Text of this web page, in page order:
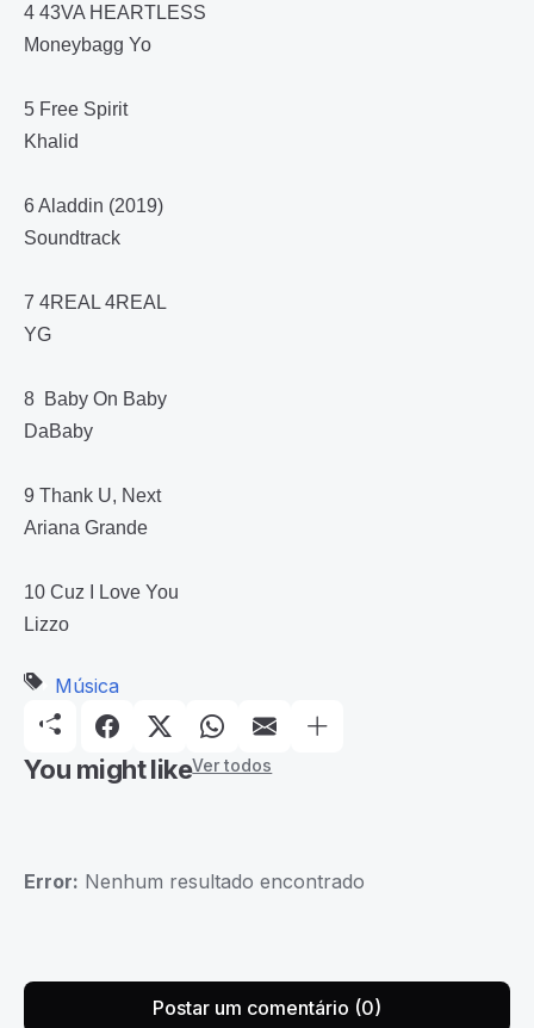
4 43VA HEARTLESS
Moneybagg Yo
5 Free Spirit
Khalid
6 Aladdin (2019)
Soundtrack
7 4REAL 4REAL
YG
8 Baby On Baby
DaBaby
9 Thank U, Next
Ariana Grande
10 Cuz I Love You
Lizzo
Música
You might likeVer todos
Error: Nenhum resultado encontrado
Postar um comentário (0)